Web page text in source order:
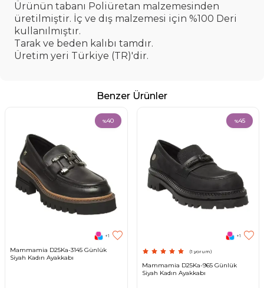
Ürünün tabanı Poliüretan malzemesinden
üretilmiştir. İç ve dış malzemesi için %100 Deri
kullanılmıştır.
Tarak ve beden kalıbı tamdır.
Üretim yeri Türkiye (TR)'dir.
Benzer Ürünler
%40
+1
Mammamia D25Ka-3145 Günlük
Siyah Kadın Ayakkabı
%45
+1
(1 yorum)
Mammamia D25Ka-965 Günlük
Siyah Kadın Ayakkabı